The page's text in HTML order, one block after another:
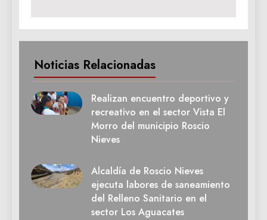
Noticias Relacionadas
Realizan encuentro deportivo y
recreativo en el sector Vista El
Morro del municipio Roscio
Nieves
Alcaldía de Roscio Nieves
ejecuta labores de saneamiento
del Relleno Sanitario en el
sector Los Aguacates